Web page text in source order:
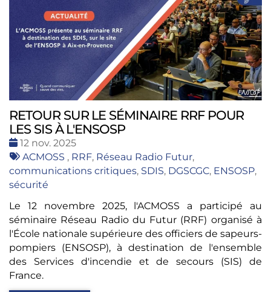
RETOUR SUR LE SÉMINAIRE RRF POUR
LES SIS À L'ENSOSP
Date
:
12 nov. 2025
Tags
:
ACMOSS , RRF, Réseau Radio Futur,
communications critiques, SDIS, DGSCGC, ENSOSP,
sécurité
Le 12 novembre 2025, l'ACMOSS a participé au
séminaire Réseau Radio du Futur (RRF) organisé à
l'École nationale supérieure des officiers de sapeurs-
pompiers (ENSOSP), à destination de l'ensemble
des Services d'incendie et de secours (SIS) de
France.